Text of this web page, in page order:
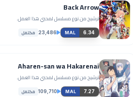
Back Arrow
ترشيح من نوع مسلسل لمحبي هذا العمل.
MAL 6.34
23,486 مكتمل
Aharen-san wa Hakarenai
ترشيح من نوع مسلسل لمحبي هذا العمل.
MAL 7.27
109,710 مكتمل